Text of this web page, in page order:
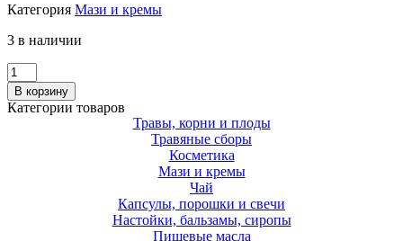
Категория Мази и кремы
3 в наличии
Количество
Тайский
Бальзам
В корзину
Категории товаров
Травы, корни и плоды
Травяные сборы
Косметика
Мази и кремы
Чай
Капсулы, порошки и свечи
Настойки, бальзамы, сиропы
Пищевые масла